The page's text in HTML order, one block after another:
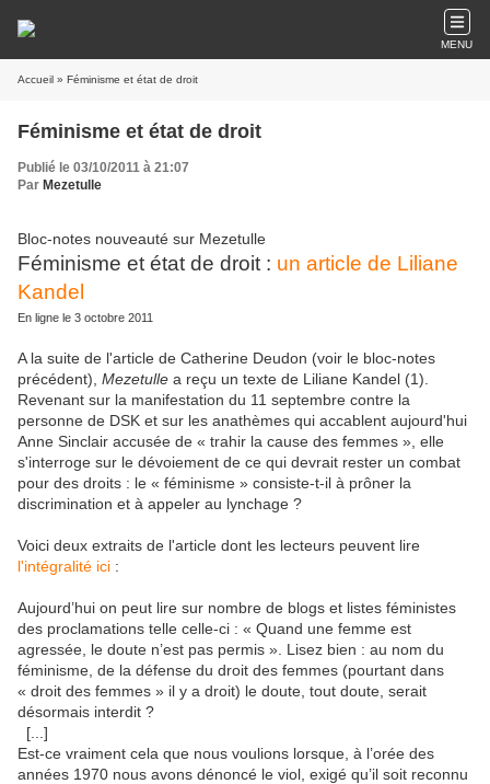
MENU
Accueil » Féminisme et état de droit
Féminisme et état de droit
Publié le 03/10/2011 à 21:07
Par Mezetulle
Bloc-notes nouveauté sur Mezetulle
Féminisme et état de droit : un article de Liliane
Kandel
En ligne le 3 octobre 2011
A la suite de l'article de Catherine Deudon (voir le bloc-notes
précédent), Mezetulle a reçu un texte de Liliane Kandel (1).
Revenant sur la manifestation du 11 septembre contre la
personne de DSK et sur les anathèmes qui accablent aujourd'hui
Anne Sinclair accusée de « trahir la cause des femmes », elle
s'interroge sur le dévoiement de ce qui devrait rester un combat
pour des droits : le « féminisme » consiste-t-il à prôner la
discrimination et à appeler au lynchage ?
Voici deux extraits de l'article dont les lecteurs peuvent lire
l'intégralité ici :
Aujourd’hui on peut lire sur nombre de blogs et listes féministes
des proclamations telle celle-ci : « Quand une femme est
agressée, le doute n’est pas permis ». Lisez bien : au nom du
féminisme, de la défense du droit des femmes (pourtant dans
« droit des femmes » il y a droit) le doute, tout doute, serait
désormais interdit ?
[...]
Est-ce vraiment cela que nous voulions lorsque, à l’orée des
années 1970 nous avons dénoncé le viol, exigé qu’il soit reconnu